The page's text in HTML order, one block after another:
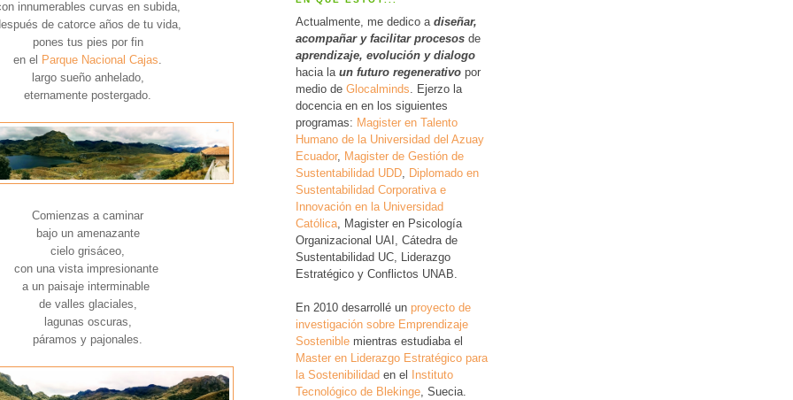
innumerables curvas en subida,
de catorce años de tu vida,
pones tus pies por fin
en el Parque Nacional Cajas
largo sueño anhelado,
eternamente postergado.
Comienzas a caminar
bajo un amenazante
cielo grisáceo,
con una vista impresionante
a un paisaje interminable
de valles glaciales,
lagunas oscuras,
páramos y pajonales.
Actualmente, me dedico a diseñar,
acompañar y facilitar procesos de
aprendizaje, evolución y dialogo
hacia la un futuro regenerativo por
medio de Glocalminds . Ejerzo la
docencia en en los siguientes
programas: Magister en Talento
Humano de la Universidad del Azuay
Ecuador, Magister de Gestión de
Sustentabilidad UDD Diplomado en
Sustentabilidad Corporativa e
Innovación en la Universidad
Católica , Magister en Psicología
Organizacional UAI, Cátedra de
Sustentabilidad UC, Liderazgo
Estratégico y Conflictos UNAB.
En 2010 desarrollé un proyecto de
investigación sobre Emprendizaje
Sostenible mientras estudiaba el
Master en Liderazgo Estratégico para
la Sostenibilidad en el Instituto
Tecnológico de Blekinge , Suecia.